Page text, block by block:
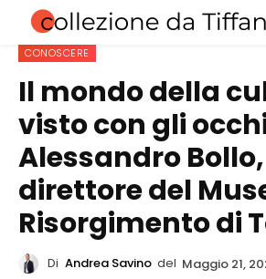
CONOSCERE
Il mondo della
visto con gli
Alessandro
direttore del
Risorgimento di
Di Andrea Savino del Maggio 21,